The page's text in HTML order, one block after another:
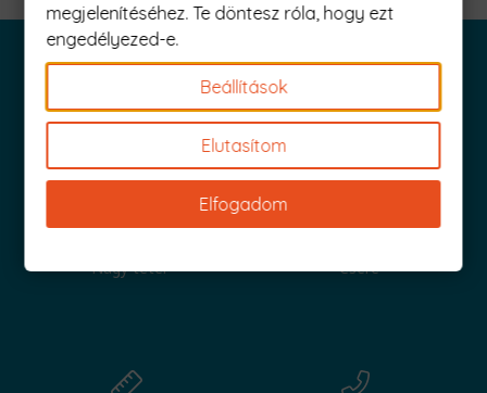
Iratkozz fel és küldjük is az 1000 Ft értékű kuponod!
Nagy tétel Csere
megjelenítéséhez. Te döntesz róla, hogy ezt
engedélyezed-e.
Beállítások
Elutasítom
Elfogadom